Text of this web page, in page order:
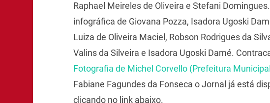
Raphael Meireles de Oliveira e Stefani Domingues.
infográfica de Giovana Pozza, Isadora Ugoski
Luiza de Oliveira Maciel, Robson Rodrigues da
Valins da Silveira e Isadora Ugoski Damé.
Fotografia de Michel Corvello (Prefeitura
Fabiane Fagundes da Fonseca o Jornal já está
clicando no link abaixo.